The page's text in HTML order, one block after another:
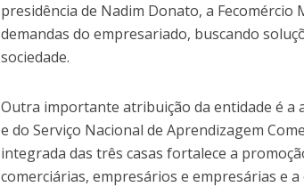
presidência de Nadim Donato, a
demandas do empresariado, buscando
sociedade.
Outra importante atribuição da entidade é a
e do Serviço Nacional de Aprendizagem
integrada das três casas fortalece a
comerciárias, empresários e empresárias e